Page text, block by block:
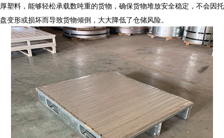
厚塑料，能够轻松承载数吨重的货物，确保货物堆放安全稳定，不会因托
盘变形或损坏而导致货物倾倒，大大降低了仓储风险。